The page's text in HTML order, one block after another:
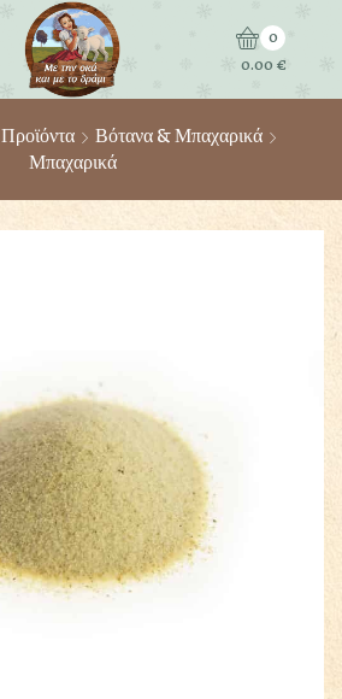
0
0.00€
Προϊόντα
Βότανα & Μπαχαρικά
Μπαχαρικά